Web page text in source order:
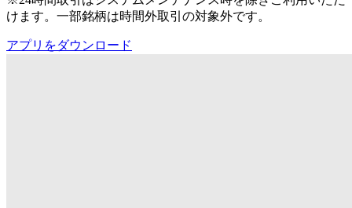
けます。一部銘柄は時間外取引の対象外です。
アプリをダウンロード